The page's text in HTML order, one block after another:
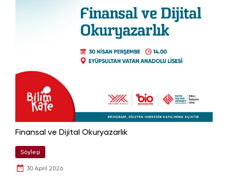
Finansal ve Dijital Okuryazarlık
Söyleşi
30 April 2026